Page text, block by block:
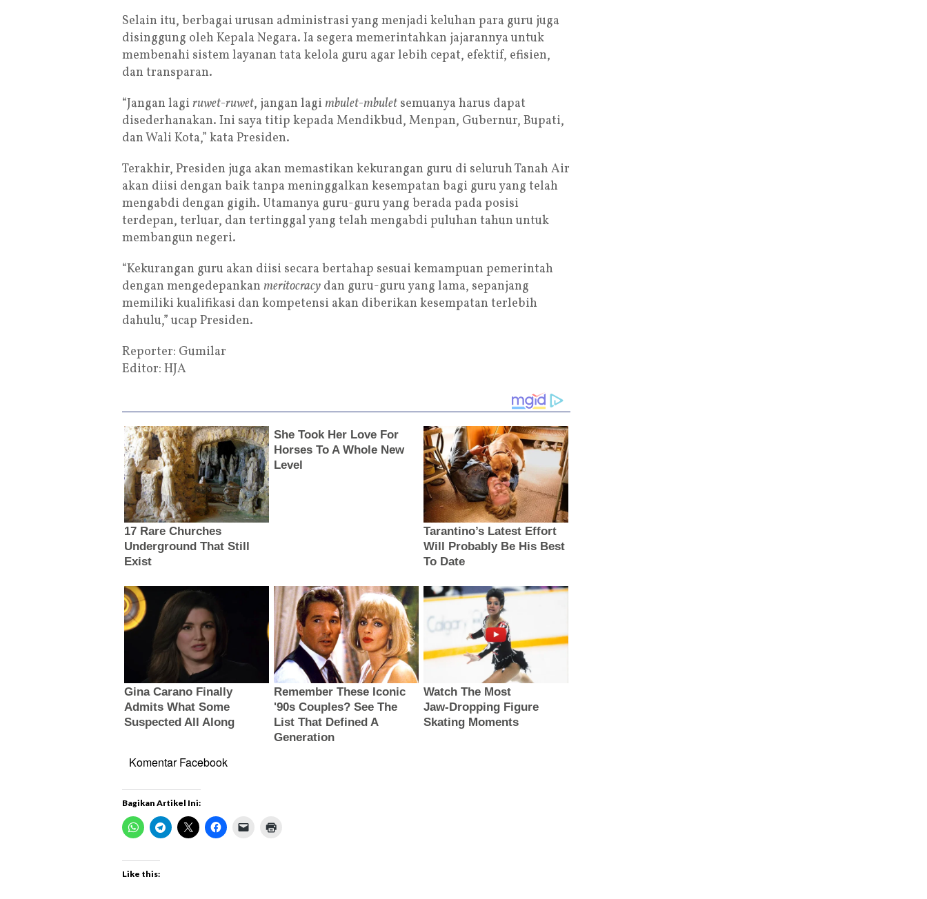
Selain itu, berbagai urusan administrasi yang menjadi keluhan para guru juga
disinggung oleh Kepala Negara. Ia segera memerintahkan jajarannya untuk
membenahi sistem layanan tata kelola guru agar lebih cepat, efektif, efisien,
dan transparan.
“Jangan lagi ruwet-ruwet, jangan lagi mbulet-mbulet semuanya harus dapat
disederhanakan. Ini saya titip kepada Mendikbud, Menpan, Gubernur, Bupati,
dan Wali Kota,” kata Presiden.
Terakhir, Presiden juga akan memastikan kekurangan guru di seluruh Tanah Air
akan diisi dengan baik tanpa meninggalkan kesempatan bagi guru yang telah
mengabdi dengan gigih. Utamanya guru-guru yang berada pada posisi
terdepan, terluar, dan tertinggal yang telah mengabdi puluhan tahun untuk
membangun negeri.
“Kekurangan guru akan diisi secara bertahap sesuai kemampuan pemerintah
dengan mengedepankan meritocracy dan guru-guru yang lama, sepanjang
memiliki kualifikasi dan kompetensi akan diberikan kesempatan terlebih
dahulu,” ucap Presiden.
Reporter: Gumilar
Editor: HJA
Komentar Facebook
Bagikan Artikel Ini:
Like this: